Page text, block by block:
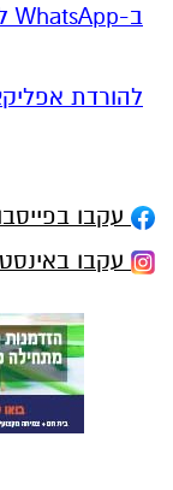
ב-WhatsApp לחצו כאן
להורדת
עקבו
עקבו